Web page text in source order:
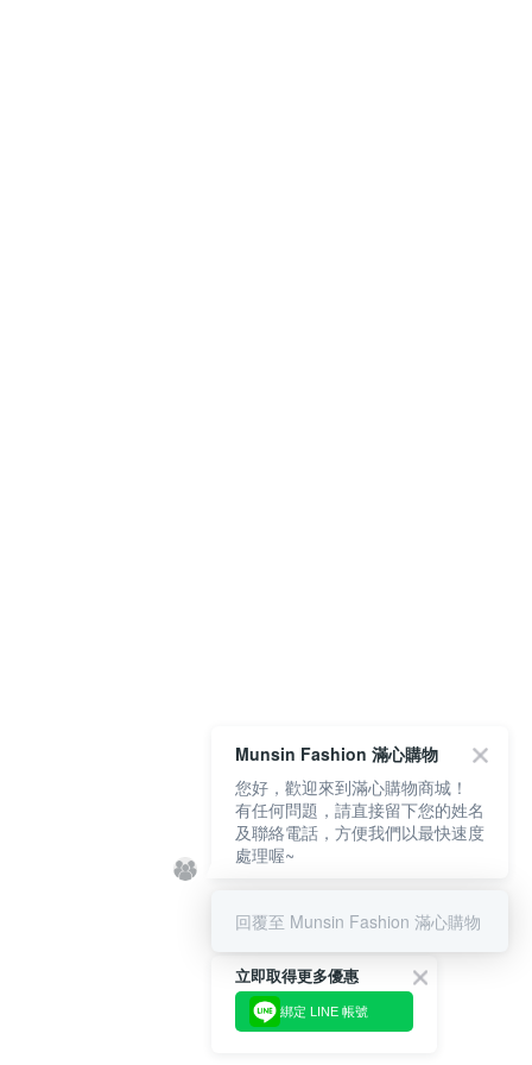
立即取得更多優惠
綁定 LINE 帳號
Munsin Fashion 滿心購物
您好，歡迎來到滿心購物商城！
有任何問題，請直接留下您的姓名
及聯絡電話，方便我們以最快速度
處理喔~
回覆至 Munsin Fashion 滿心購物